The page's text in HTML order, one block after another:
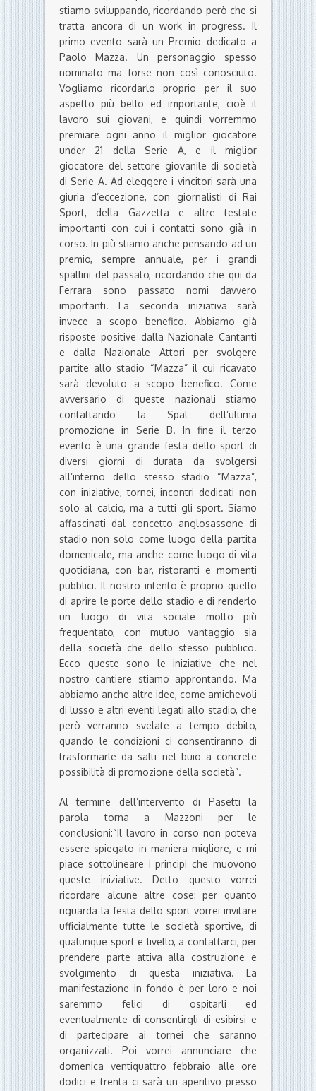
stiamo sviluppando, ricordando però che si
tratta ancora di un work in progress. Il
primo evento sarà un Premio dedicato a
Paolo Mazza. Un personaggio spesso
nominato ma forse non così conosciuto.
Vogliamo ricordarlo proprio per il suo
aspetto più bello ed importante, cioè il
lavoro sui giovani, e quindi vorremmo
premiare ogni anno il miglior giocatore
under 21 della Serie A, e il miglior
giocatore del settore giovanile di società
di Serie A. Ad eleggere i vincitori sarà una
giuria d’eccezione, con giornalisti di Rai
Sport, della Gazzetta e altre testate
importanti con cui i contatti sono già in
corso. In più stiamo anche pensando ad un
premio, sempre annuale, per i grandi
spallini del passato, ricordando che qui da
Ferrara sono passato nomi davvero
importanti. La seconda iniziativa sarà
invece a scopo benefico. Abbiamo già
risposte positive dalla Nazionale Cantanti
e dalla Nazionale Attori per svolgere
partite allo stadio “Mazza” il cui ricavato
sarà devoluto a scopo benefico. Come
avversario di queste nazionali stiamo
contattando la Spal dell’ultima
promozione in Serie B. In fine il terzo
evento è una grande festa dello sport di
diversi giorni di durata da svolgersi
all’interno dello stesso stadio “Mazza”,
con iniziative, tornei, incontri dedicati non
solo al calcio, ma a tutti gli sport. Siamo
affascinati dal concetto anglosassone di
stadio non solo come luogo della partita
domenicale, ma anche come luogo di vita
quotidiana, con bar, ristoranti e momenti
pubblici. Il nostro intento è proprio quello
di aprire le porte dello stadio e di renderlo
un luogo di vita sociale molto più
frequentato, con mutuo vantaggio sia
della società che dello stesso pubblico.
Ecco queste sono le iniziative che nel
nostro cantiere stiamo approntando. Ma
abbiamo anche altre idee, come amichevoli
di lusso e altri eventi legati allo stadio, che
però verranno svelate a tempo debito,
quando le condizioni ci consentiranno di
trasformarle da salti nel buio a concrete
possibilità di promozione della società”.
Al termine dell’intervento di Pasetti la
parola torna a Mazzoni per le
conclusioni:“Il lavoro in corso non poteva
essere spiegato in maniera migliore, e mi
piace sottolineare i principi che muovono
queste iniziative. Detto questo vorrei
ricordare alcune altre cose: per quanto
riguarda la festa dello sport vorrei invitare
ufficialmente tutte le società sportive, di
qualunque sport e livello, a contattarci, per
prendere parte attiva alla costruzione e
svolgimento di questa iniziativa. La
manifestazione in fondo è per loro e noi
saremmo felici di ospitarli ed
eventualmente di consentirgli di esibirsi e
di partecipare ai tornei che saranno
organizzati. Poi vorrei annunciare che
domenica ventiquattro febbraio alle ore
dodici e trenta ci sarà un aperitivo presso